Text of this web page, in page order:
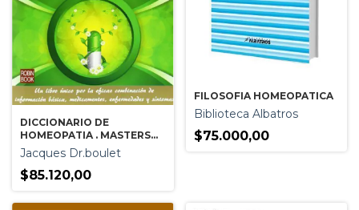
DICCIONARIO DE
HOMEOPATIA . MASTERS
BEST
Jacques Dr.boulet
$85.120,00
FILOSOFIA HOMEOPATICA
Biblioteca Albatros
$75.000,00